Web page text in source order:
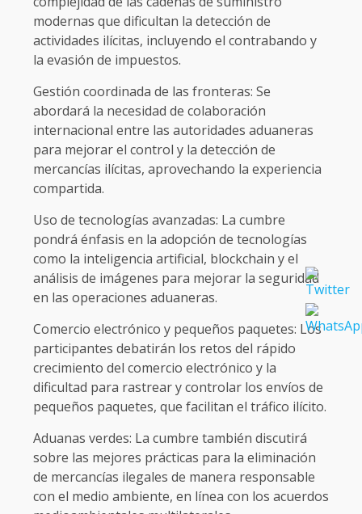
modernas que dificultan la detección de
actividades ilícitas, incluyendo el contrabando y
la evasión de impuestos.
Gestión coordinada de las fronteras: Se
abordará la necesidad de colaboración
internacional entre las autoridades aduaneras
para mejorar el control y la detección de
mercancías ilícitas, aprovechando la experiencia
compartida.
Uso de tecnologías avanzadas: La cumbre
pondrá énfasis en la adopción de tecnologías
como la inteligencia artificial, blockchain y el
análisis de imágenes para mejorar la seguridad
en las operaciones aduaneras.
Comercio electrónico y pequeños paquetes: Los
participantes debatirán los retos del rápido
crecimiento del comercio electrónico y la
dificultad para rastrear y controlar los envíos de
pequeños paquetes, que facilitan el tráfico ilícito.
Aduanas verdes: La cumbre también discutirá
sobre las mejores prácticas para la eliminación
de mercancías ilegales de manera responsable
con el medio ambiente, en línea con los acuerdos